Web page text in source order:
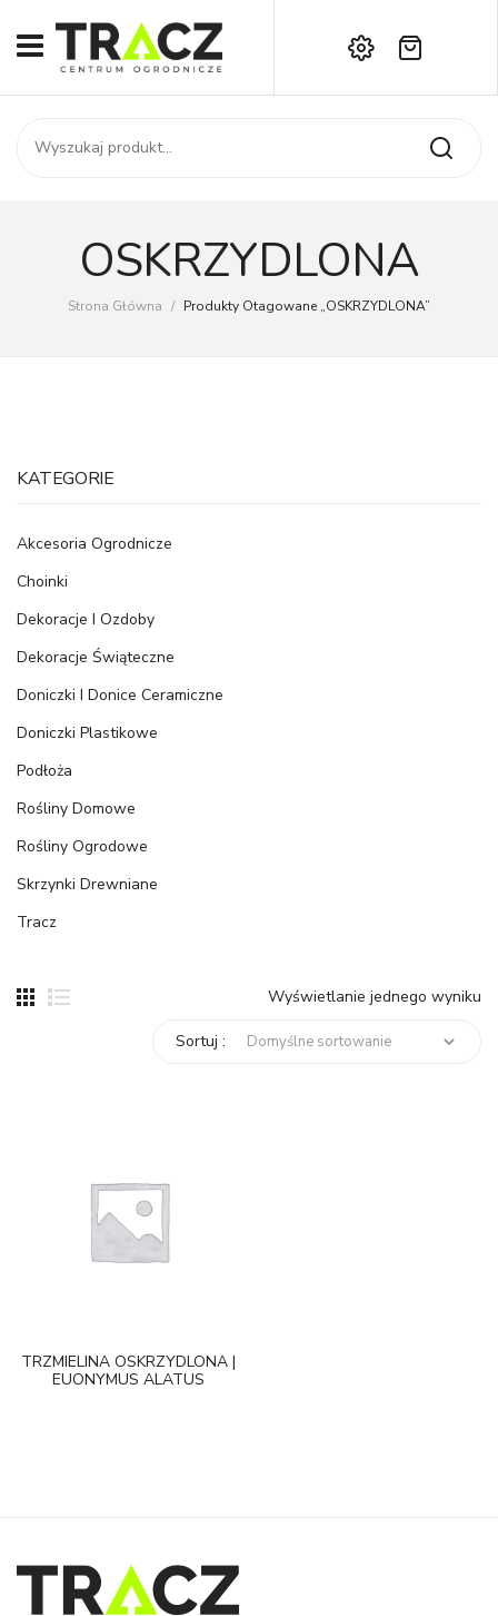
START
SKLEP
AKTUALNOŚCI
Kontakt
Brak produktów w koszyku.
OSKRZYDLONA
Strona Główna / Produkty Otagowane „OSKRZYDLONA”
KATEGORIE
Akcesoria Ogrodnicze
Choinki
Dekoracje I Ozdoby
Dekoracje Świąteczne
Doniczki I Donice Ceramiczne
Doniczki Plastikowe
Podłoża
Rośliny Domowe
Rośliny Ogrodowe
Skrzynki Drewniane
Tracz
Wyświetlanie jednego wyniku
Sortuj :
TRZMIELINA OSKRZYDLONA |
EUONYMUS ALATUS